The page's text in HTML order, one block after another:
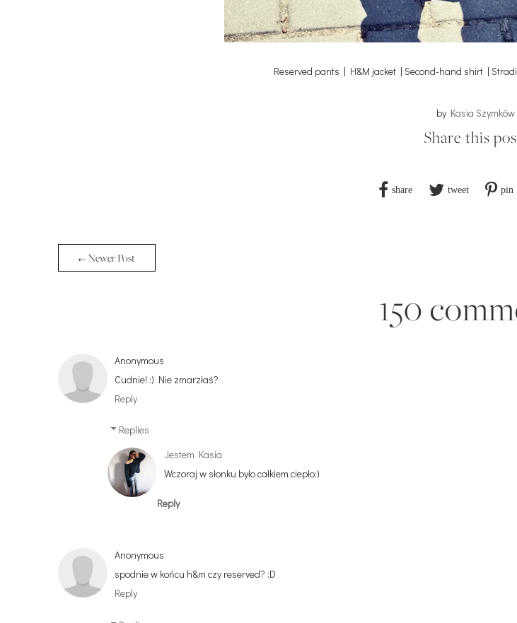
Reserved pants | H&M jacket | Second-hand shirt |
by Kasia Szymków
Share this
share tweet pin
← Newer Post
150
Anonymous
Cudnie! :) Nie zmarzłaś?
Reply
Replies
Jestem Kasia
Wczoraj w słonku było całkiem ciepło:)
Reply
Anonymous
spodnie w końcu h&m czy reserved? :D
Reply